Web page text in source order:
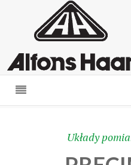
Układy